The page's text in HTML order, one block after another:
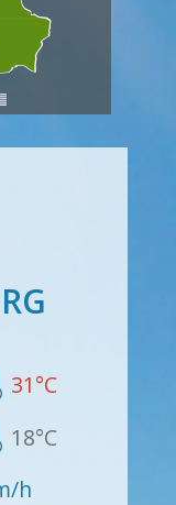
31°C
18°C
h